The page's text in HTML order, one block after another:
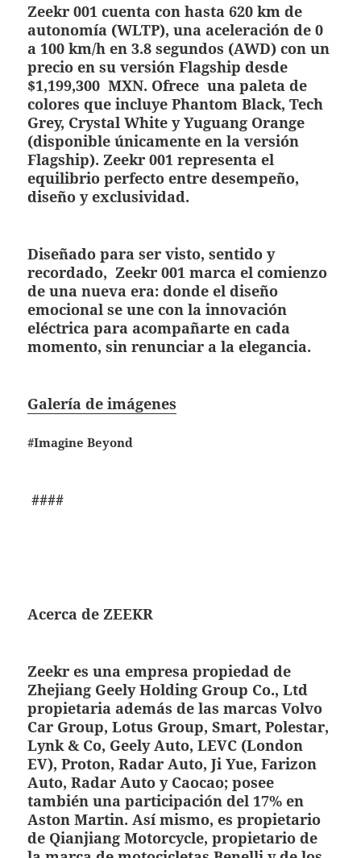
Zeekr 001 cuenta con hasta 620 km de
autonomía (WLTP), una aceleración de 0
a 100 km/h en 3.8 segundos (AWD) con un
precio en su versión Flagship desde
$1,199,300 MXN. Ofrece una paleta de
colores que incluye Phantom Black, Tech
Grey, Crystal White y Yuguang Orange
(disponible únicamente en la versión
Flagship). Zeekr 001 representa el
equilibrio perfecto entre desempeño,
diseño y exclusividad.
Diseñado para ser visto, sentido y
recordado, Zeekr 001 marca el comienzo
de una nueva era: donde el diseño
emocional se une con la innovación
eléctrica para acompañarte en cada
momento, sin renunciar a la elegancia.
Galería de imágenes
#Imagine Beyond
####
Acerca de ZEEKR
Zeekr es una empresa propiedad de
Zhejiang Geely Holding Group Co., Ltd
propietaria además de las marcas Volvo
Car Group, Lotus Group, Smart, Polestar,
Lynk & Co, Geely Auto, LEVC (London
EV), Proton, Radar Auto, Ji Yue, Farizon
Auto, Radar Auto y Caocao; posee
también una participación del 17% en
Aston Martin. Así mismo, es propietario
de Qianjiang Motorcycle, propietario de